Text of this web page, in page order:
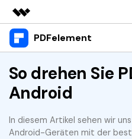
Top-Produkte
Dienstprogramme
Business
Überblick
Über uns
Presseraum
PDFelement
Produkte
Desktop
PDFelement für
Lösungen
Benutzer im
Ressourcen
So drehen Sie
Android
In diesem Artikel sehen wir
Android-Geräten mit der